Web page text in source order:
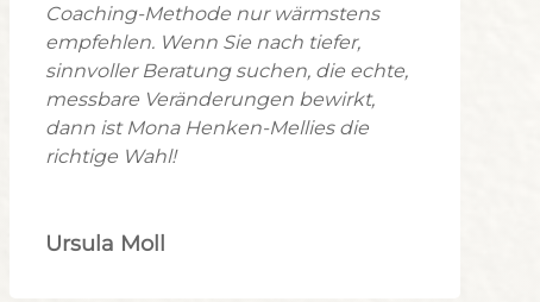
Coaching-Methode nur wärmstens
empfehlen. Wenn Sie nach tiefer,
sinnvoller Beratung suchen, die echte,
messbare Veränderungen bewirkt,
dann ist Mona Henken-Mellies die
richtige Wahl!
Ursula Moll